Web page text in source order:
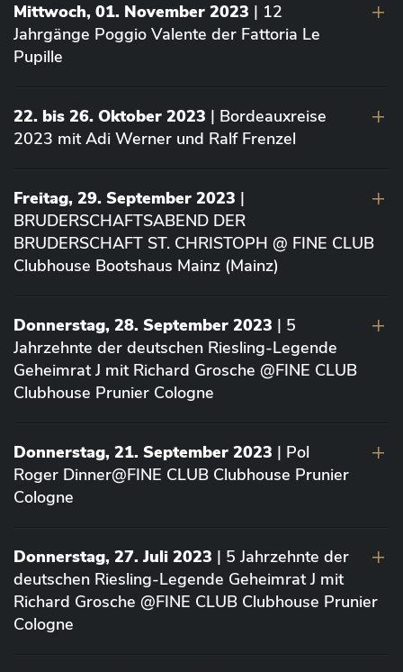
Mittwoch, 01. November 2023 | 12
Jahrgänge Poggio Valente der Fattoria Le
Pupille
22. bis 26. Oktober 2023 | Bordeauxreise
2023 mit Adi Werner und Ralf Frenzel
Freitag, 29. September 2023 |
BRUDERSCHAFTSABEND DER
BRUDERSCHAFT ST. CHRISTOPH @ FINE CLUB
Clubhouse Bootshaus Mainz (Mainz)
Donnerstag, 28. September 2023 | 5
Jahrzehnte der deutschen Riesling-Legende
Geheimrat J mit Richard Grosche @FINE CLUB
Clubhouse Prunier Cologne
Donnerstag, 21. September 2023 | Pol
Roger Dinner@FINE CLUB Clubhouse Prunier
Cologne
Donnerstag, 27. Juli 2023 | 5 Jahrzehnte der
deutschen Riesling-Legende Geheimrat J mit
Richard Grosche @FINE CLUB Clubhouse Prunier
Cologne